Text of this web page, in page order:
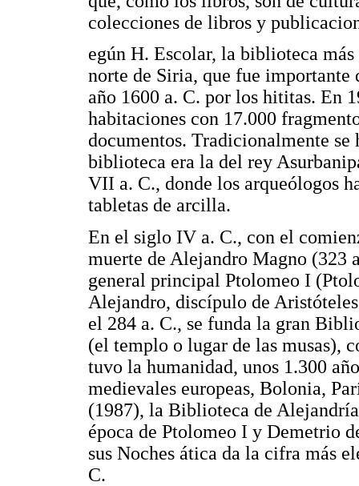
colecciones de libros y
egún H. Escolar, la biblioteca
norte de Siria, que fue importante
año 1600 a. C. por los hititas. En
habitaciones con 17.000
documentos. Tradicionalmente se
biblioteca era la del rey
VII a. C., donde los arqueólogos
tabletas de arcilla.
En el siglo IV a. C., con el
muerte de Alejandro Magno (323
general principal Ptolomeo I
Alejandro, discípulo de
el 284 a. C., se funda la gran
(el templo o lugar de las musas),
tuvo la humanidad, unos 1.300
medievales europeas, Bolonia,
(1987), la Biblioteca de
época de Ptolomeo I y Demetrio
sus Noches ática da la cifra más
C.